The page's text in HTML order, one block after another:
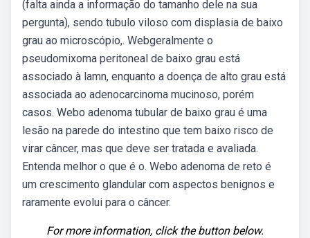
(falta ainda a informação do tamanho dele na sua
pergunta), sendo tubulo viloso com displasia de baixo
grau ao microscópio,. Webgeralmente o
pseudomixoma peritoneal de baixo grau está
associado à lamn, enquanto a doença de alto grau está
associada ao adenocarcinoma mucinoso, porém
casos. Webo adenoma tubular de baixo grau é uma
lesão na parede do intestino que tem baixo risco de
virar câncer, mas que deve ser tratada e avaliada.
Entenda melhor o que é o. Webo adenoma de reto é
um crescimento glandular com aspectos benignos e
raramente evolui para o câncer.
For more information, click the button below.